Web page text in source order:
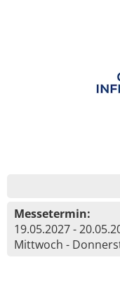
Messetermin:
19.05.2027 -
Mittwoch -